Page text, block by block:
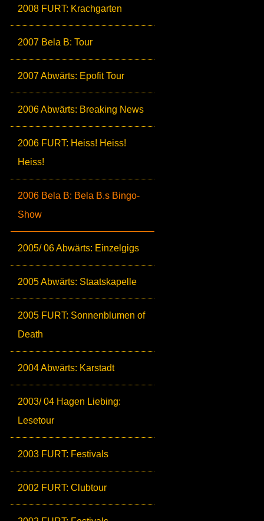
2008 FURT: Krachgarten
2007 Bela B: Tour
2007 Abwärts: Epofit Tour
2006 Abwärts: Breaking News
2006 FURT: Heiss! Heiss!
Heiss!
2006 Bela B: Bela B.s Bingo-
Show
2005/ 06 Abwärts: Einzelgigs
2005 Abwärts: Staatskapelle
2005 FURT: Sonnenblumen of
Death
2004 Abwärts: Karstadt
2003/ 04 Hagen Liebing:
Lesetour
2003 FURT: Festivals
2002 FURT: Clubtour